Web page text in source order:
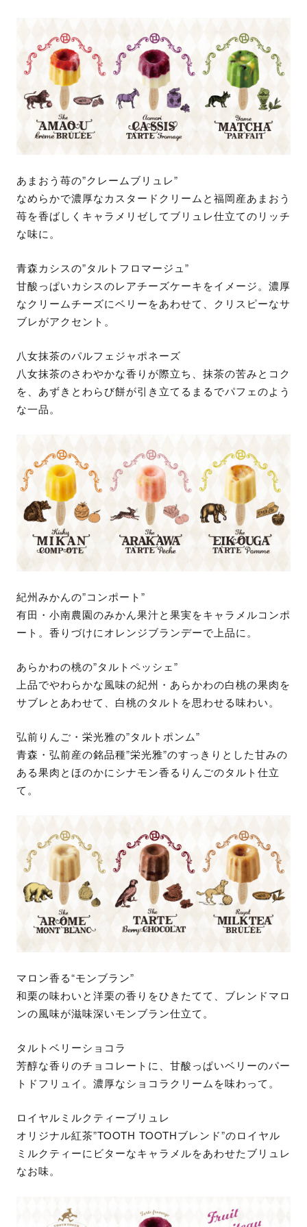
あまおう苺の”クレームブリュレ”
なめらかで濃厚なカスタードクリームと福岡産あまおう
苺を香ばしくキャラメリゼしてブリュレ仕立てのリッチ
な味に。
青森カシスの”タルトフロマージュ”
甘酸っぱいカシスのレアチーズケーキをイメージ。濃厚
なクリームチーズにベリーをあわせて、クリスピーなサ
ブレがアクセント。
八女抹茶のパルフェジャポネーズ
八女抹茶のさわやかな香りが際立ち、抹茶の苦みとコク
を、あずきとわらび餅が引き立てるまるでパフェのよう
な一品。
紀州みかんの”コンポート”
有田・小南農園のみかん果汁と果実をキャラメルコンポ
ート。香りづけにオレンジブランデーで上品に。
あらかわの桃の”タルトペッシェ”
上品でやわらかな風味の紀州・あらかわの白桃の果肉を
サブレとあわせて、白桃のタルトを思わせる味わい。
弘前りんご・栄光雅の”タルトポンム”
青森・弘前産の銘品種”栄光雅”のすっきりとした甘みの
ある果肉とほのかにシナモン香るりんごのタルト仕立
て。
マロン香る“モンブラン”
和栗の味わいと洋栗の香りをひきたてて、ブレンドマロ
ンの風味が滋味深いモンブラン仕立て。
タルトベリーショコラ
芳醇な香りのチョコレートに、甘酸っぱいベリーのパー
トドフリュイ。濃厚なショコラクリームを味わって。
ロイヤルミルクティーブリュレ
オリジナル紅茶”TOOTH TOOTHブレンド”のロイヤル
ミルクティーにビターなキャラメルをあわせたブリュレ
なお味。